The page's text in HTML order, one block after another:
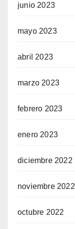
junio 2023
mayo 2023
abril 2023
marzo 2023
febrero 2023
enero 2023
diciembre 2022
noviembre 2022
octubre 2022